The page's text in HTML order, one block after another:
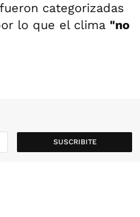
fueron categorizadas
lo que el clima "no
SUSCRIBITE